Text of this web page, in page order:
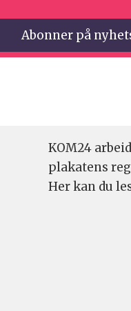
KOM24
plakatens
Her kan du